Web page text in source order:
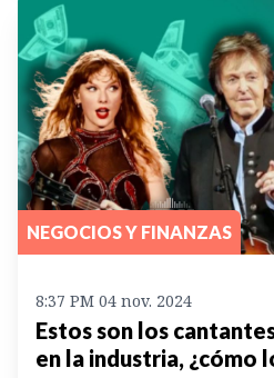
NEGOCIOS Y FINANZAS
8:37 PM 04 nov. 2024
Estos son los
en la industria, ¿cómo